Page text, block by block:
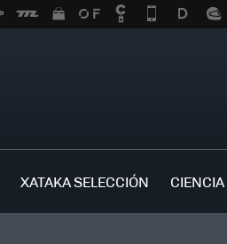
XATAKA SELECCIÓN CIENCIA